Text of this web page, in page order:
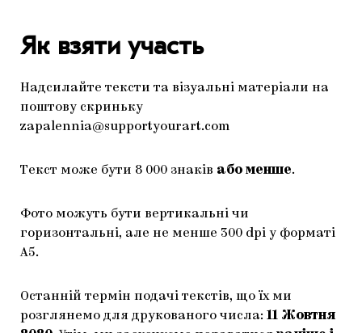
Як взяти участь
Надсилайте тексти та візуальні матеріали на
поштову скриньку
zapalennia@supportyourart.com
Текст може бути 8 000 знаків або менше.
Фото можуть бути вертикальні чи
горизонтальні, але не менше 300 dpi у форматі
А5.
Останній термін подачі текстів, що їх ми
розглянемо для друкованого числа: 11 Жовтня